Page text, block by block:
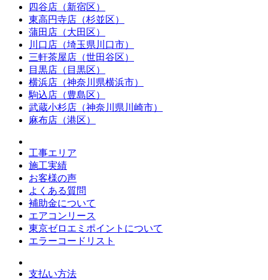
四谷店（新宿区）
東高円寺店（杉並区）
蒲田店（大田区）
川口店（埼玉県川口市）
三軒茶屋店（世田谷区）
目黒店（目黒区）
横浜店（神奈川県横浜市）
駒込店（豊島区）
武蔵小杉店（神奈川県川崎市）
麻布店（港区）
工事エリア
施工実績
お客様の声
よくある質問
補助金について
エアコンリース
東京ゼロエミポイントについて
エラーコードリスト
支払い方法